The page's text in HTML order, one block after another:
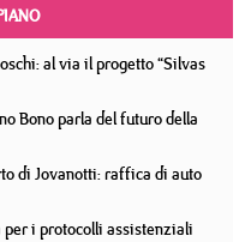
al via il progetto “Silvas
Bono parla del futuro della
di Jovanotti: raffica di auto
i protocolli assistenziali